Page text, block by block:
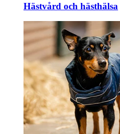
Hästvård och hästhälsa